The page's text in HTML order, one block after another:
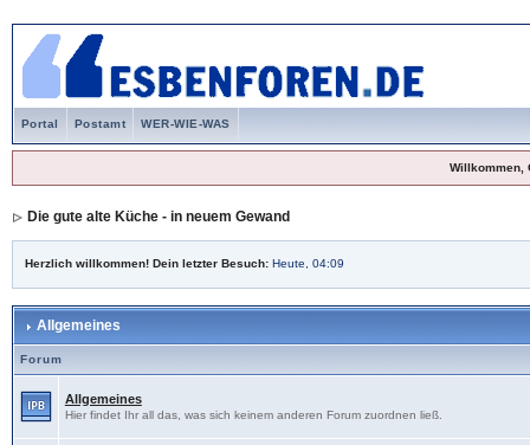
Portal Postamt WER-WIE-WAS
Willkommen,
Die gute alte Küche - in neuem Gewand
Herzlich willkommen! Dein letzter Besuch: Heute, 04:09
Allgemeines
Forum
Allgemeines
Hier findet Ihr all das, was sich keinem anderen Forum zuordnen ließ.